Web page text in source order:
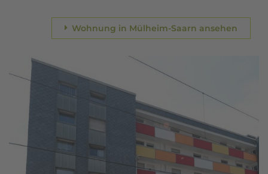
Wohnung in Mülheim-Saarn ansehen